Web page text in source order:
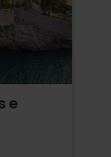
e